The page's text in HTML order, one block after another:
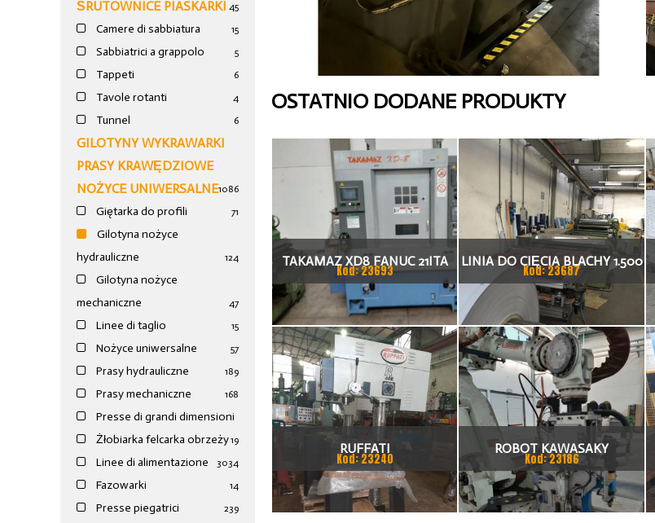
ŚRUTOWNICE PIASKARKI 45
Camere di sabbiatura 15
Sabbiatrici a grappolo 5
Tappeti 6
Tavole rotanti 4
Tunnel 6
GILOTYNY WYKRAWARKI
PRASY KRAWĘDZIOWE
NOŻYCE UNIWERSALNE1086
Giętarka do profili 71
Gilotyna nożyce
hydrauliczne
124
Gilotyna nożyce
mechaniczne
47
Linee di taglio 15
Nożyce uniwersalne 57
Prasy hydrauliczne 189
Prasy mechaniczne 168
Presse di grandi dimensioni
19
Żłobiarka felcarka obrzeży
34
Linee di alimentazione 30
Fazowarki 14
Presse piegatrici 239
OSTATNIO DODANE PRODUKTY
TAKAMAZ XD8 FANUC 21ITA
TOKARKA CNC
Kod: 23693
LINIA DO CIĘCIA BLACHY 1.500
X 1,5 (2,5) MM
Kod: 23687
RUFFATI
Kod: 23240
ROBOT KAWASAKY
Kod: 23186